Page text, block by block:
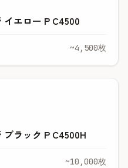
イエロー P C4500
~4,500枚
ブラック P C4500H
~10,000枚